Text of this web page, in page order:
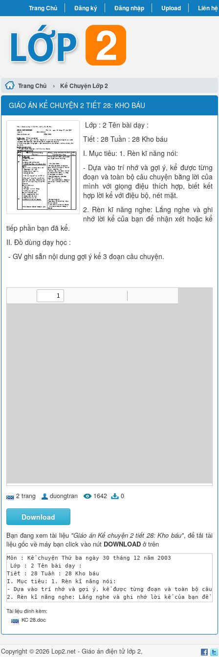
Trang Chủ Đăng ký Đăng nhập Upload Liên hệ
Trang Chủ › Kể Chuyện Lớp 2
GIÁO ÁN KỂ CHUYỆN 2 TIẾT 28: KHO BÁU
Lớp : 2 Tên bài dạy :
Tiết : 28 Tuần : 28 Kho báu
I. Mục tiêu: 1. Rèn kĩ năng nói:
- Dựa vào trí nhớ và gợi ý, kể được từng
đoạn và toàn bộ câu chuyện bằng lời của
mình với giọng điệu thích hợp, biết kết
hợp lời kể với điệu bộ, nét mặt.
2. Rèn kĩ năng nghe: Lắng nghe và ghi
nhớ lời kể của bạn để nhận xét hoặc kể
tiếp phần bạn đã kể.
II. Đồ dùng dạy học :
- GV ghi sẵn nội dung gợi ý kể 3 đoạn câu chuyện.
2 trang duongtran 1642 0
Download
Bạn đang xem tài liệu "Giáo án Kể chuyện 2 tiết 28: Kho báu", để tải tài
liệu gốc về máy bạn click vào nút DOWNLOAD ở trên
Môn : Kể chuyện Thứ ba ngày 30 tháng 12 năm 2003
Lớp : 2 Tên bài dạy :
Tiết : 28 Tuần : 28 Kho báu
I. Mục tiêu: 1. Rèn kĩ năng nói:
- Dựa vào trí nhớ và gợi ý, kể được từng đoạn và toàn bộ
2. Rèn kĩ năng nghe: Lắng nghe và ghi nhớ lời kể của bạn để
II. Đồ dùng dạy học :
- GV ghi sẵn nội dung gợi ý kể 3 đoạn câu chuyện.
III. Hoạt động dạy học:
Nội dung các hoạt động
dạy học
Phương pháp, hình thức tổ chức dạy học tương ứng
Tài liệu đính kèm:
KC 28.doc
Copyright © 2026 Lop2.net -Giáo án điện tử lớp 2,